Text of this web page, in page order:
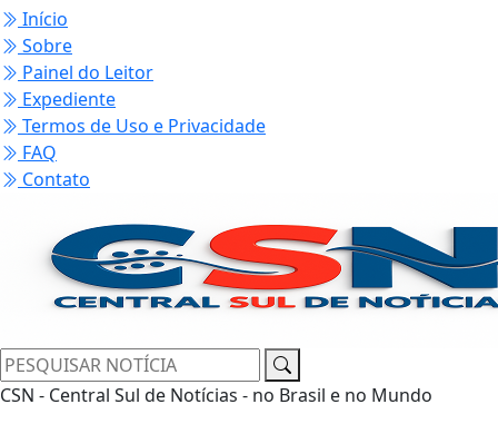
Início
Sobre
Painel do Leitor
Expediente
Termos de Uso e Privacidade
FAQ
Contato
CSN - Central Sul de Notícias - no Brasil e no Mundo